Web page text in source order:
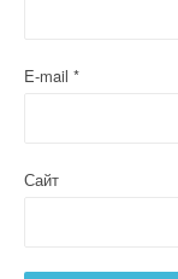
E-mail *
Сайт